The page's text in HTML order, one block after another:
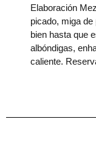
Elaboración
picado, miga
bien hasta que
albóndigas,
caliente.